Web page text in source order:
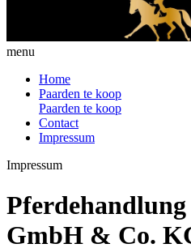
menu
Home
Paarden te koop
Paarden te koop
Contact
Impressum
Impressum
GmbH & Co.